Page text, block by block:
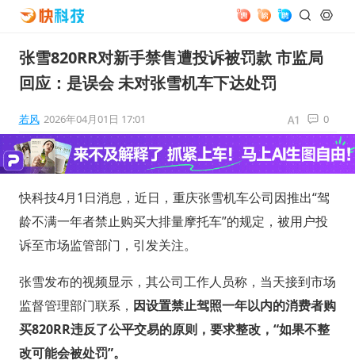
张雪820RR对新手禁售遭投诉被罚款 市监局
回应：是误会 未对张雪机车下达处罚
若风 2026年04月01日 17:01 0
快科技4月1日消息，近日，重庆张雪机车公司因推出“驾
龄不满一年者禁止购买大排量摩托车”的规定，被用户投
诉至市场监管部门，引发关注。
张雪发布的视频显示，其公司工作人员称，当天接到市场
监督管理部门联系， 因设置禁止驾照一年以内的消费者购
买820RR违反了公平交易的原则，要求整改，“如果不整
改可能会被处罚”。